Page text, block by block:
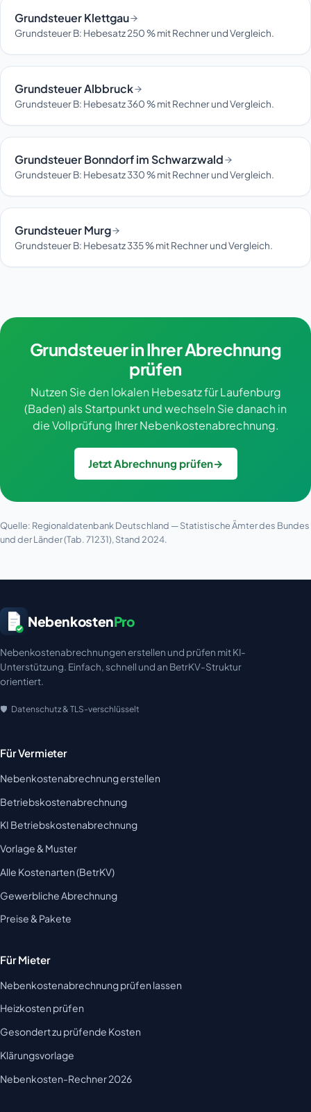
Grundsteuer Klettgau
Grundsteuer B: Hebesatz 250 % mit Rechner und Vergleich.
Grundsteuer Albbruck
Grundsteuer B: Hebesatz 360 % mit Rechner und Vergleich.
Grundsteuer Bonndorf im Schwarzwald
Grundsteuer B: Hebesatz 330 % mit Rechner und Vergleich.
Grundsteuer Murg
Grundsteuer B: Hebesatz 335 % mit Rechner und Vergleich.
Grundsteuer in Ihrer Abrechnung
prüfen
Nutzen Sie den lokalen Hebesatz für Laufenburg
(Baden) als Startpunkt und wechseln Sie danach in
die Vollprüfung Ihrer Nebenkostenabrechnung.
Jetzt Abrechnung prüfen→
Quelle: Regionaldatenbank Deutschland — Statistische Ämter des Bundes
und der Länder (Tab. 71231), Stand 2024.
NebenkostenPro
Nebenkostenabrechnungen erstellen und prüfen mit KI-
Unterstützung. Einfach, schnell und an BetrKV-Struktur
orientiert.
Datenschutz & TLS-verschlüsselt
Für Vermieter
Nebenkostenabrechnung erstellen
Betriebskostenabrechnung
KI Betriebskostenabrechnung
Vorlage & Muster
Alle Kostenarten (BetrKV)
Gewerbliche Abrechnung
Preise & Pakete
Für Mieter
Nebenkostenabrechnung prüfen lassen
Heizkosten prüfen
Gesondert zu prüfende Kosten
Klärungsvorlage
Nebenkosten-Rechner 2026